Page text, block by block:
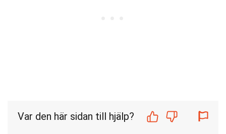
Var den här sidan till hjälp?